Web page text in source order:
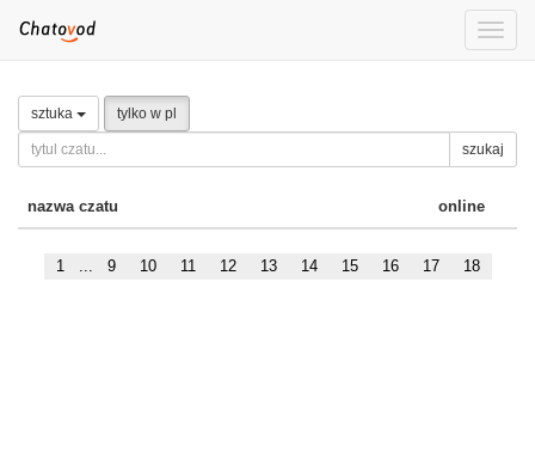
Toggle
sztuka tylko w pl
szukaj
nazwa czatu online
1 ... 9 10 11 12 13 14 15 16 17 18